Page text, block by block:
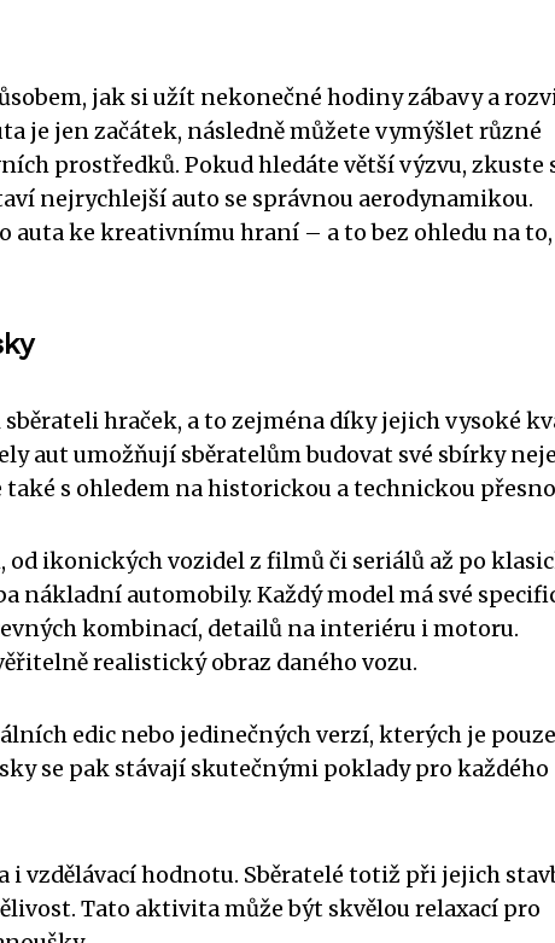
jak si užít nekonečné hodiny zábavy a
je jen začátek, následně můžete vymýšlet různé
prostředků. Pokud hledáte větší výzvu, zkuste
nejrychlejší auto se správnou aerodynamikou.
auta ke kreativnímu hraní – a to bez ohledu na to,
hraček, a to zejména díky jejich vysoké
aut umožňují sběratelům budovat své sbírky
s ohledem na historickou a technickou
od ikonických vozidel z filmů či seriálů až po
nákladní automobily. Každý model má své
kombinací, detailů na interiéru i motoru.
realistický obraz daného vozu.
edic nebo jedinečných verzí, kterých je pouze
se pak stávají skutečnými poklady pro každého
vzdělávací hodnotu. Sběratelé totiž při jejich
Tato aktivita může být skvělou relaxací pro